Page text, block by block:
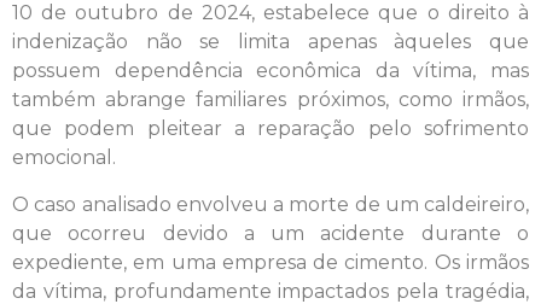
10 de outubro de 2024, estabelece que o direito à
indenização não se limita apenas àqueles que
possuem dependência econômica da vítima, mas
também abrange familiares próximos, como irmãos,
que podem pleitear a reparação pelo sofrimento
emocional.
O caso analisado envolveu a morte de um caldeireiro,
que ocorreu devido a um acidente durante o
expediente, em uma empresa de cimento. Os irmãos
da vítima, profundamente impactados pela tragédia,